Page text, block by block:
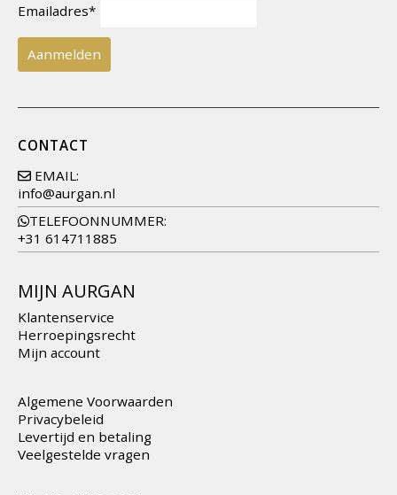
EMAIL:
info@aurgan.nl
TELEFOONNUMMER:
+31 614711885
Klantenservice
Herroepingsrecht
Mijn account
Privacybeleid
Levertijd en betaling
Veelgestelde vragen